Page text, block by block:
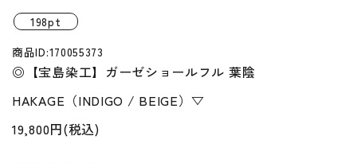
198pt
商品ID:170055373
◎【宝島染工】ガーゼショールフル 葉陰
HAKAGE（INDIGO / BEIGE）▽
19,800円(税込)